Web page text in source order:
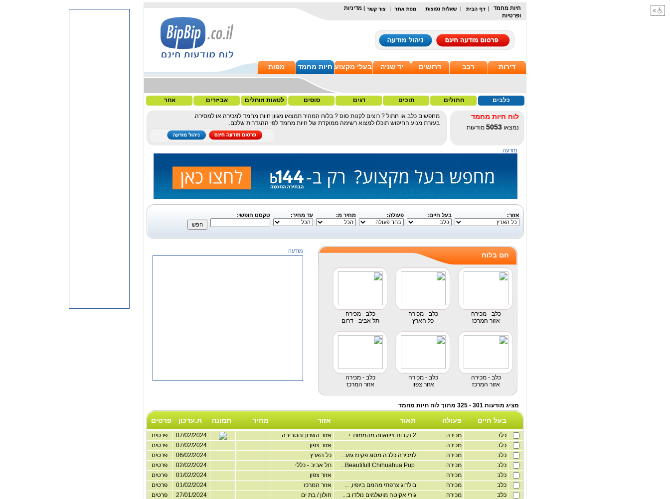
חיות מחמד
מדיניות
ופרטיות
דירות רכב דרושים יד שניה בעלי מקצוע חיות מחמד מפות
כלבים חתולים תוכים דגים סוסים לטאות וזוחלים אביזרים אחר
לוח חיות מחמד
נמצאו 5053 מודעות
מחפשים כלב או חתול ? רוצים לקנות סוס ? בלוח המהיר תמצאו מגוון חיות מחמד למכירה או למסירה.
בעזרת מנוע החיפוש תוכלו למצוא רשימה ממוקדת של חיות מחמד לפי ההגדרות שלכם.
מודעה
אזור: בעל חיים: פעולה: מחיר מ: עד מחיר: טקסט חופשי:
מודעה חם בלוח
כלב - מכירה
אזור המרכז
כלב - מכירה
כל הארץ
כלב - מכירה
תל אביב - דרום
כלב - מכירה
אזור המרכז
כלב - מכירה
אזור צפון
כלב - מכירה
אזור המרכז
מציג מודעות 301 - 325 מתוך לוח חיות מחמד
בעל חיים פעולה תאור אזור מחיר תמונה ת.עדכון פרטים
כלב מכירה אזור השרון והסביבה 07/02/2024
פרטים
כלב
מכירה אזור צפון 07/02/2024
פרטים
כלב
מכירה למכירה כלבה מסוג פקינז גזע... כל הארץ 06/02/2024
פרטים
כלב
מכירה תל אביב - כללי 02/02/2024
פרטים
כלב
מכירה אזור צפון 01/02/2024
פרטים
כלב
מכירה בולדוג צרפתי מהמם ביופיו, ... אזור המרכז 01/02/2024
פרטים
כלב
מכירה גורי אקיטה מושלמים נולדו ב... חולון / בת ים 27/01/2024
פרטים